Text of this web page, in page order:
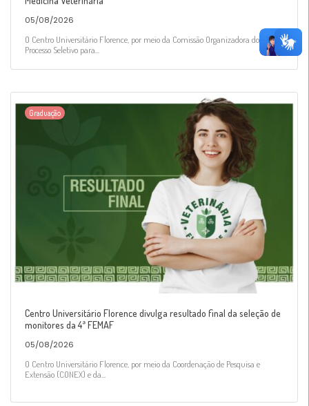
05/08/2026
O Centro Universitário Florence, por meio da Comissão Organizadora do
Processo Seletivo para...
Graduação
Centro Universitário Florence divulga resultado final da seleção de
monitores da 4ª FEMAF
05/08/2026
O Centro Universitário Florence, por meio da Coordenação de Pesquisa e
Extensão (CONEX) e da...